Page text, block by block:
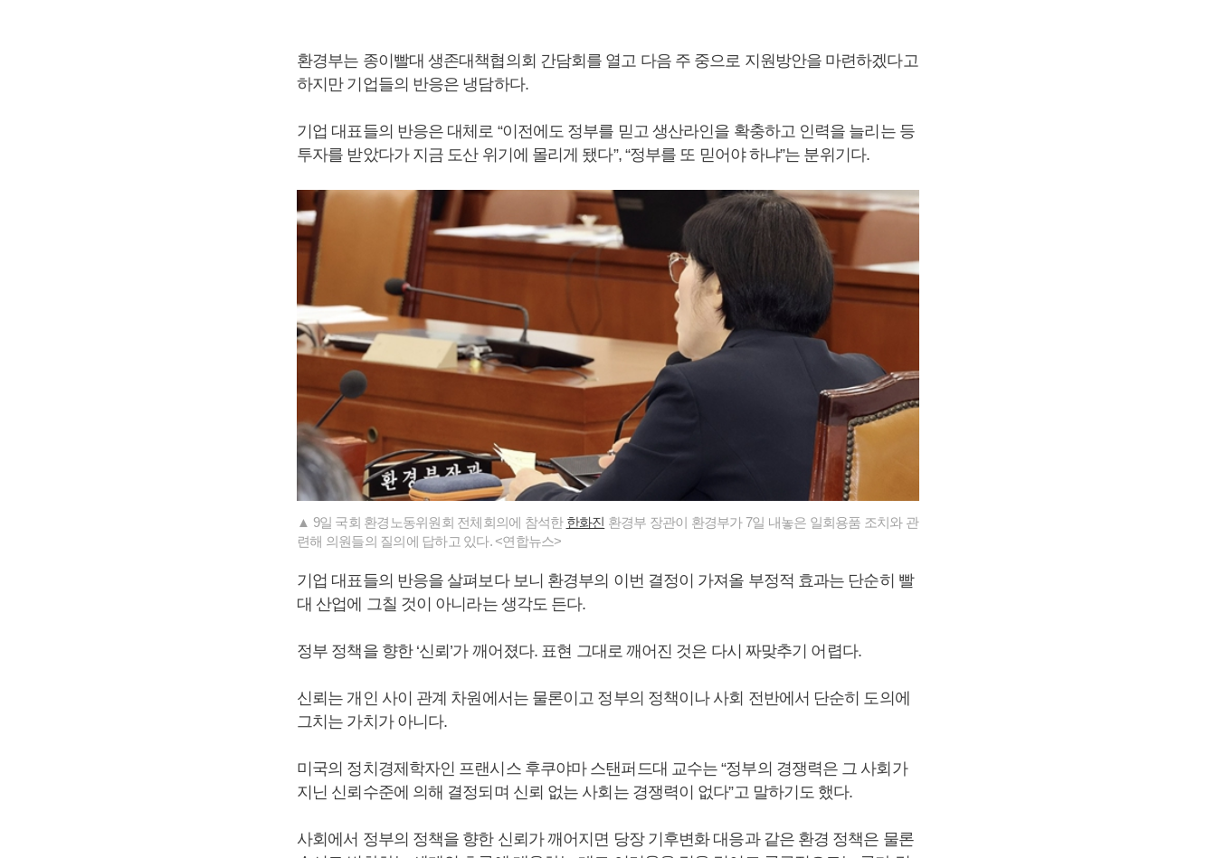
환경부는 종이빨대 생존대책협의회 간담회를 열고 다음 주 중으로 지원방안을 마련하겠다고
하지만 기업들의 반응은 냉담하다.
기업 대표들의 반응은 대체로 “이전에도 정부를 믿고 생산라인을 확충하고 인력을 늘리는 등
투자를 받았다가 지금 도산 위기에 몰리게 됐다”, “정부를 또 믿어야 하냐”는 분위기다.
▲ 9일 국회 환경노동위원회 전체회의에 참석한 한화진 환경부 장관이 환경부가 7일 내놓은 일회용품 조치와 관
련해 의원들의 질의에 답하고 있다. <연합뉴스>
기업 대표들의 반응을 살펴보다 보니 환경부의 이번 결정이 가져올 부정적 효과는 단순히 빨
대 산업에 그칠 것이 아니라는 생각도 든다.
정부 정책을 향한 ‘신뢰’가 깨어졌다. 표현 그대로 깨어진 것은 다시 짜맞추기 어렵다.
신뢰는 개인 사이 관계 차원에서는 물론이고 정부의 정책이나 사회 전반에서 단순히 도의에
그치는 가치가 아니다.
미국의 정치경제학자인 프랜시스 후쿠야마 스탠퍼드대 교수는 “정부의 경쟁력은 그 사회가
지닌 신뢰수준에 의해 결정되며 신뢰 없는 사회는 경쟁력이 없다”고 말하기도 했다.
사회에서 정부의 정책을 향한 신뢰가 깨어지면 당장 기후변화 대응과 같은 환경 정책은 물론